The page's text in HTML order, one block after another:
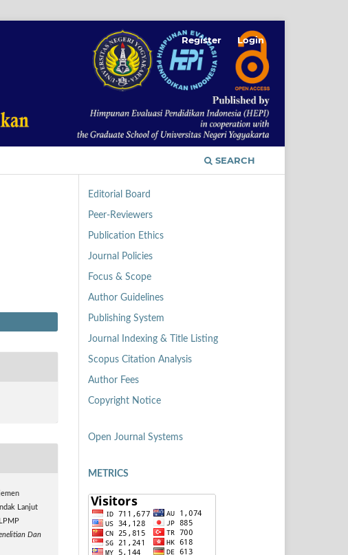
SEARCH
Register Login
Lanjut
Dan
Editorial Board
Peer-Reviewers
Publication Ethics
Journal Policies
Focus & Scope
Author Guidelines
Publishing System
Journal Indexing & Title Listing
Scopus Citation Analysis
Author Fees
Copyright Notice
Open Journal Systems
METRICS